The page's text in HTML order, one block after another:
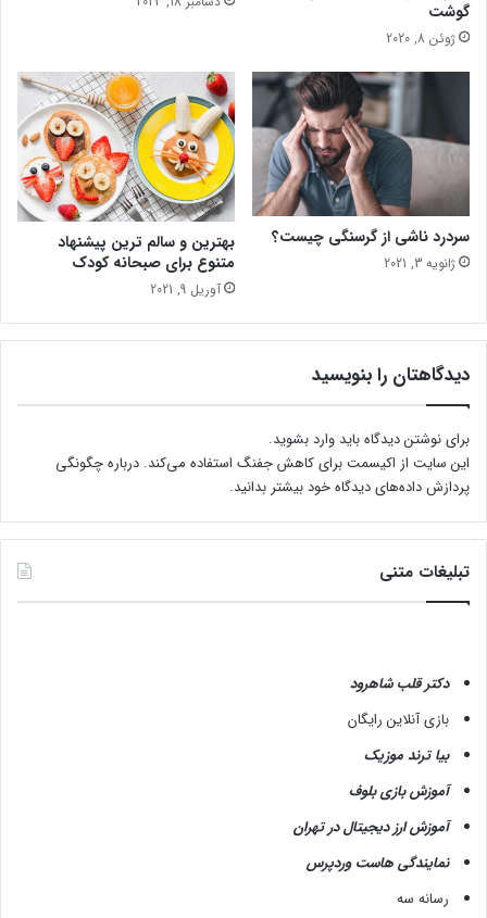
گوشت
ژوئن 8, 2020
سردرد ناشی از گرسنگی چیست؟
ژانویه 3, 2021
بهترین و سالم ترین پیشنهاد
متنوع برای صبحانه کودک
آوریل 9, 2021
دیدگاهتان را بنویسید
برای نوشتن دیدگاه باید وارد بشوید.
این سایت از اکیسمت برای کاهش جفنگ استفاده می‌کند. درباره چگونگی
پردازش داده‌های دیدگاه خود بیشتر بدانید.
تبلیغات متنی
دکتر قلب شاهرود
بازی آنلاین رایگان
بیا ترند موزیک
آموزش بازی بلوف
آموزش ارز دیجیتال در تهران
نمایندگی هاست وردپرس
رسانه سه